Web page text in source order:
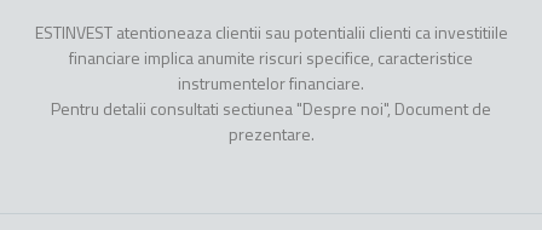
ESTINVEST atentioneaza clientii sau potentialii clienti ca investitiile
financiare implica anumite riscuri specifice, caracteristice
instrumentelor financiare.
Pentru detalii consultati sectiunea "Despre noi", Document de
prezentare.